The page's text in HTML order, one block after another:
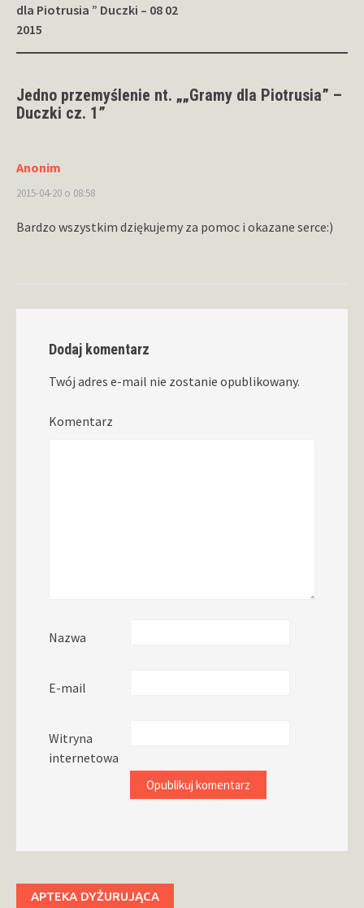
dla Piotrusia ” Duczki – 08 02
2015
Jedno przemyślenie nt. „„Gramy dla Piotrusia” –
Duczki cz. 1”
Anonim
2015-04-20 o 08:58
Bardzo wszystkim dziękujemy za pomoc i okazane serce:)
Dodaj komentarz
Twój adres e-mail nie zostanie opublikowany.
Komentarz
Nazwa
E-mail
Witryna
internetowa
APTEKA DYŻURUJĄCA